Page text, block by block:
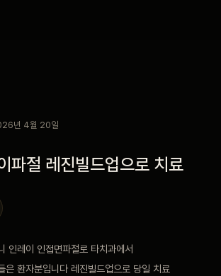
내
년 4월 20일
파절 레진빌드업으로 치료
인레이 인접면파절로 타치과에서
은 환자분입니다 레진빌드업으로 당일 치료